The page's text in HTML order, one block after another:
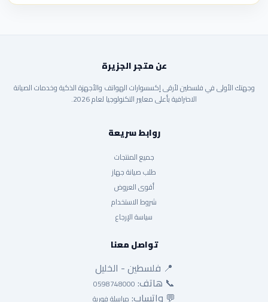
عن متجر الجزيرة
وجهتك الأولى في فلسطين لأرقى إكسسوارات الهواتف والأجهزة الذكية وخدمات الصيانة
الاحترافية بأعلى معايير التكنولوجيا لعام 2026.
روابط سريعة
جميع المنتجات
طلب صيانة جهاز
أقوى العروض
شروط الاستخدام
سياسة الإرجاع
تواصل معنا
📍 فلسطين - الخليل
📞 هاتف: 0598748000
💬 واتساب: مراسلة فورية